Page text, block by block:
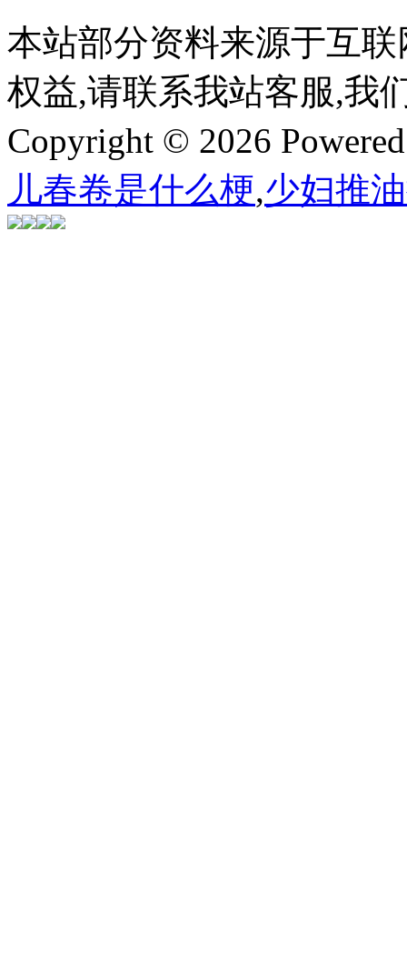
本站部分资料来源于互
权益,请联系我站客服,我
Copyright © 2026
儿春卷是什么梗,少妇推